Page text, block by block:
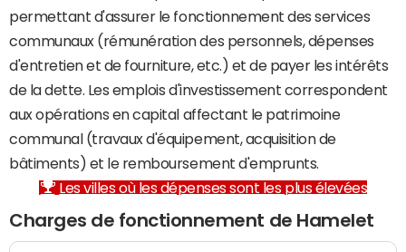
permettant d'assurer le fonctionnement des services
communaux (rémunération des personnels, dépenses
d'entretien et de fourniture, etc.) et de payer les intérêts
de la dette. Les emplois d'investissement correspondent
aux opérations en capital affectant le patrimoine
communal (travaux d'équipement, acquisition de
bâtiments) et le remboursement d'emprunts.
Les villes où les dépenses sont les plus élevées
Charges de fonctionnement de Hamelet